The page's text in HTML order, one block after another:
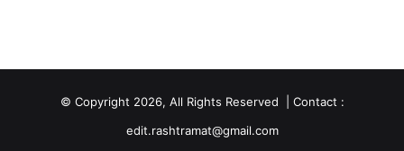
© Copyright 2026, All Rights Reserved | Contact :
edit.rashtramat@gmail.com